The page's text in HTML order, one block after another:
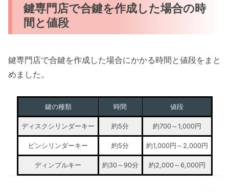
鍵専門店で合鍵を作成した場合の時
間と値段
鍵専門店で合鍵を作成した場合にかかる時間と値段をまと
めました。
鍵の種類 時間 値段
ディスクシリンダーキー 約5分 約700～1,000円
ピンシリンダーキー 約5分 約1,000円～2,000円
ディンプルキー 約30～90分 約2,000～6,000円